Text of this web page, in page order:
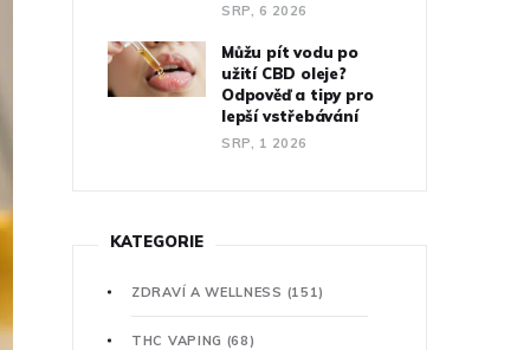
SRP, 6 2026
Můžu pít vodu po
užití CBD oleje?
Odpověď a tipy pro
lepší vstřebávání
SRP, 1 2026
KATEGORIE
ZDRAVÍ A WELLNESS (151)
THC VAPING (68)